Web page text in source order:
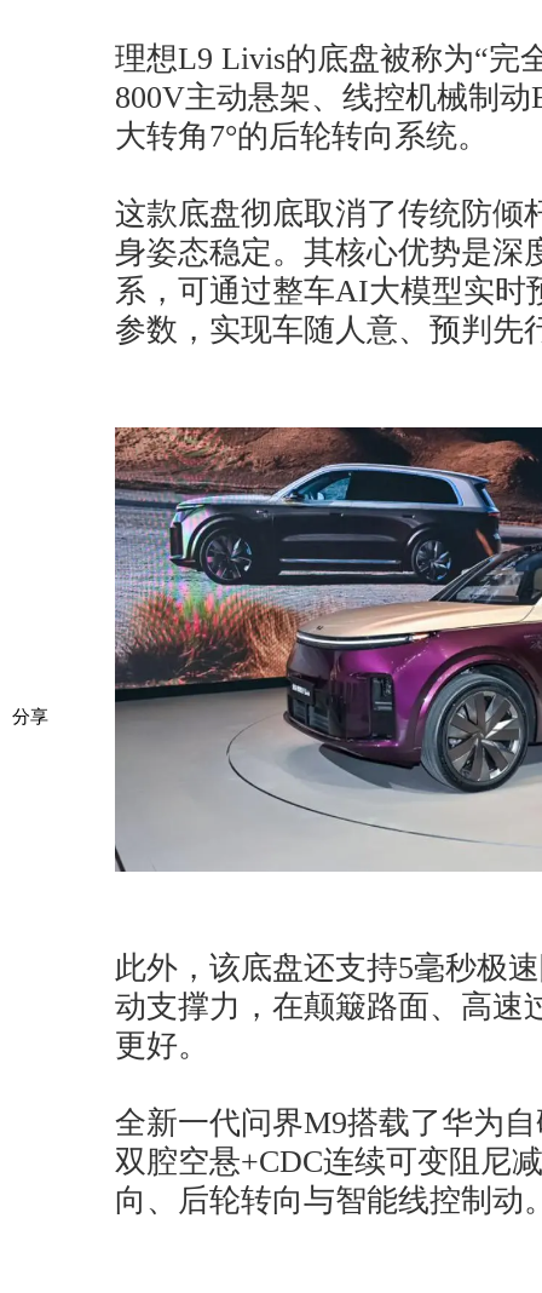
分享
理想L9 Livis的底盘被称为“完
800V主动悬架、线控机械制
大转角7°的后轮转向系统。
这款底盘彻底取消了传统防倾
身姿态稳定。其核心优势是深
系，可通过整车AI大模型实时
参数，实现车随人意、预判先
此外，该底盘还支持5毫秒极
动支撑力，在颠簸路面、高速
更好。
全新一代问界M9搭载了华为
双腔空悬+CDC连续可变阻尼
向、后轮转向与智能线控制动